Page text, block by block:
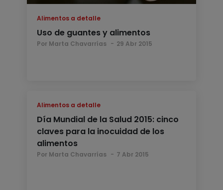
Alimentos a detalle
Uso de guantes y alimentos
Por Marta Chavarrías 29 Abr 2015
Alimentos a detalle
Día Mundial de la Salud 2015: cinco
claves para la inocuidad de los
alimentos
Por Marta Chavarrías 7 Abr 2015